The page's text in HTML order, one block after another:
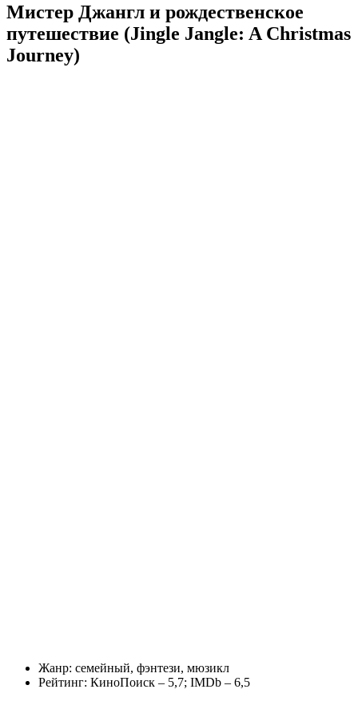
Мистер Джангл и рождественское
путешествие (Jingle Jangle: A Christmas
Journey)
Жанр: семейный, фэнтези, мюзикл
Рейтинг: КиноПоиск – 5,7; IMDb – 6,5